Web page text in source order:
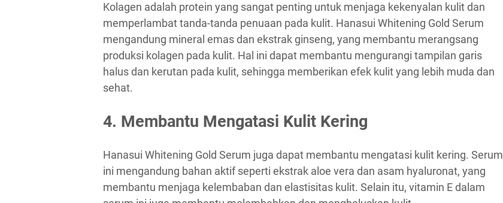
Kolagen adalah protein yang sangat penting untuk menjaga kekenyalan kulit dan
memperlambat tanda-tanda penuaan pada kulit. Hanasui Whitening Gold Serum
mengandung mineral emas dan ekstrak ginseng, yang membantu merangsang
produksi kolagen pada kulit. Hal ini dapat membantu mengurangi tampilan garis
halus dan kerutan pada kulit, sehingga memberikan efek kulit yang lebih muda dan
sehat.
4. Membantu Mengatasi Kulit Kering
Hanasui Whitening Gold Serum juga dapat membantu mengatasi kulit kering. Serum
ini mengandung bahan aktif seperti ekstrak aloe vera dan asam hyaluronat, yang
membantu menjaga kelembaban dan elastisitas kulit. Selain itu, vitamin E dalam